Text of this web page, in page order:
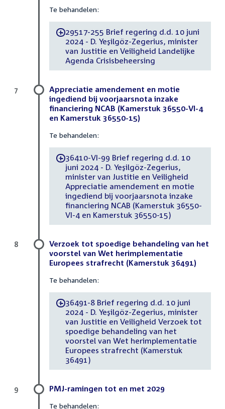
Te behandelen:
-29517-255 Brief regering d.d. 10 juni
2024 - D. Yeşilgöz-Zegerius, minister
van Justitie en Veiligheid Landelijke
Agenda Crisisbeheersing
Appreciatie amendement en motie
ingediend bij voorjaarsnota inzake
financiering NCAB (Kamerstuk 36550-VI-4
en Kamerstuk 36550-15)
Te behandelen:
-36410-VI-99 Brief regering d.d. 10
juni 2024 - D. Yeşilgöz-Zegerius,
minister van Justitie en Veiligheid
Appreciatie amendement en motie
ingediend bij voorjaarsnota inzake
financiering NCAB (Kamerstuk 36550-
VI-4 en Kamerstuk 36550-15)
7
Verzoek tot spoedige behandeling van het
voorstel van Wet herimplementatie
Europees strafrecht (Kamerstuk 36491)
Te behandelen:
-36491-8 Brief regering d.d. 10 juni
2024 - D. Yeşilgöz-Zegerius, minister
van Justitie en Veiligheid Verzoek tot
spoedige behandeling van het
voorstel van Wet herimplementatie
Europees strafrecht (Kamerstuk
36491)
8
PMJ-ramingen tot en met 2029
Te behandelen:
9